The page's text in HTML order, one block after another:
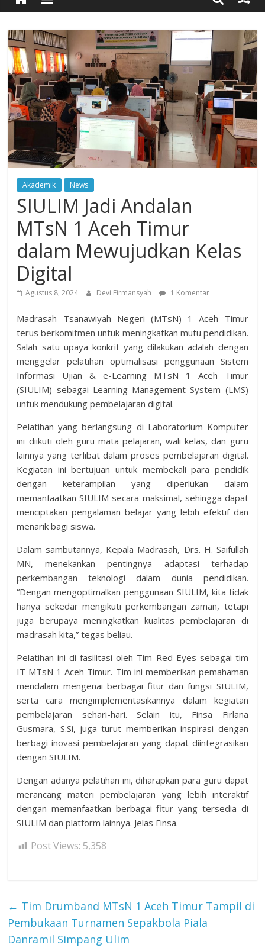
Timur
Simpang
Ulim,
Aceh
Timur
Akademik News
SIULIM Jadi Andalan
MTsN 1 Aceh Timur
dalam Mewujudkan Kelas
Digital
Agustus 8, 2024 Devi Firmansyah 1 Komentar
Madrasah Tsanawiyah Negeri (MTsN) 1 Aceh Timur
terus berkomitmen untuk meningkatkan mutu pendidikan.
Salah satu upaya konkrit yang dilakukan adalah dengan
menggelar pelatihan optimalisasi penggunaan Sistem
Informasi Ujian & e-Learning MTsN 1 Aceh Timur
(SIULIM) sebagai Learning Management System (LMS)
untuk mendukung pembelajaran digital.
Pelatihan yang berlangsung di Laboratorium Komputer
ini diikuti oleh guru mata pelajaran, wali kelas, dan guru
lainnya yang terlibat dalam proses pembelajaran digital.
Kegiatan ini bertujuan untuk membekali para pendidik
dengan keterampilan yang diperlukan dalam
memanfaatkan SIULIM secara maksimal, sehingga dapat
menciptakan pengalaman belajar yang lebih efektif dan
menarik bagi siswa.
Dalam sambutannya, Kepala Madrasah, Drs. H. Saifullah
MN, menekankan pentingnya adaptasi terhadap
perkembangan teknologi dalam dunia pendidikan.
“Dengan mengoptimalkan penggunaan SIULIM, kita tidak
hanya sekedar mengikuti perkembangan zaman, tetapi
juga berupaya meningkatkan kualitas pembelajaran di
madrasah kita,” tegas beliau.
Pelatihan ini di fasilitasi oleh Tim Red Eyes sebagai tim
IT MTsN 1 Aceh Timur. Tim ini memberikan pemahaman
mendalam mengenai berbagai fitur dan fungsi SIULIM,
serta cara mengimplementasikannya dalam kegiatan
pembelajaran sehari-hari. Selain itu, Finsa Firlana
Gusmara, S.Si, juga turut memberikan inspirasi dengan
berbagi inovasi pembelajaran yang dapat diintegrasikan
dengan SIULIM.
Dengan adanya pelatihan ini, diharapkan para guru dapat
merancang materi pembelajaran yang lebih interaktif
dengan memanfaatkan berbagai fitur yang tersedia di
SIULIM dan platform lainnya. Jelas Finsa.
Post Views: 5,358
← Tim Drumband MTsN 1 Aceh Timur Tampil di
Pembukaan Turnamen Sepakbola Piala
Danramil Simpang Ulim